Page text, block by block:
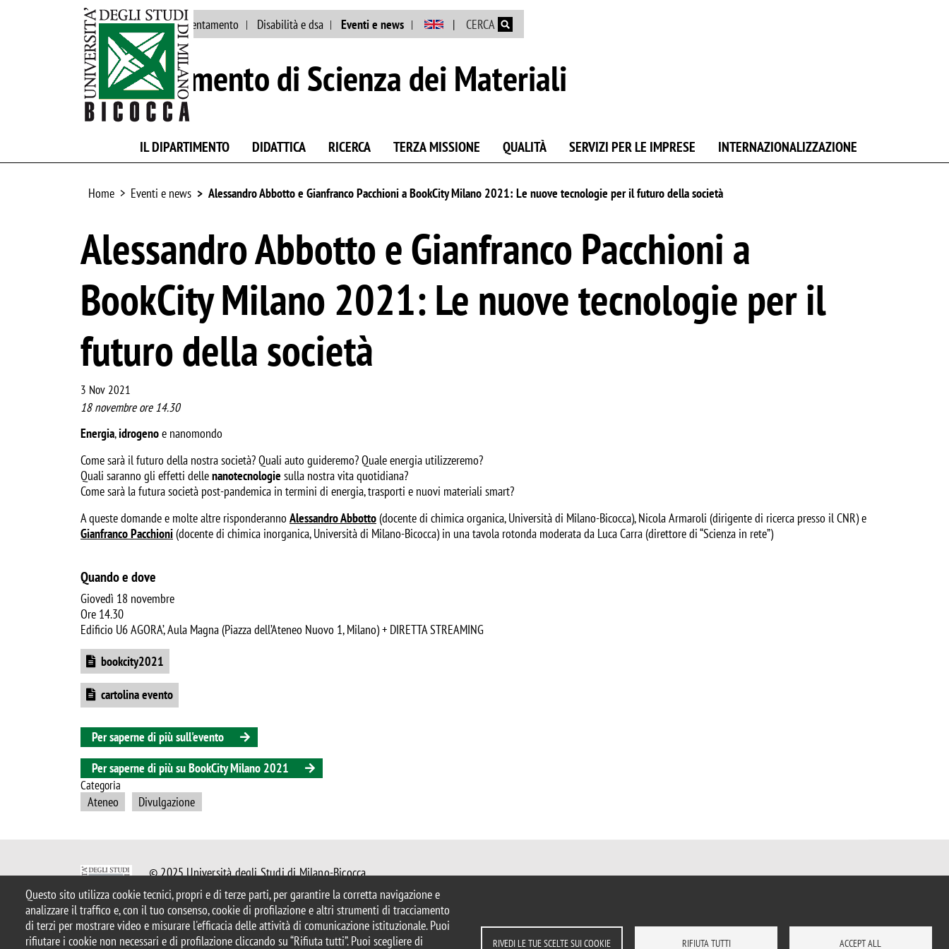
Salta al contenuto principale
Questo sito utilizza cookie tecnici, propri e di terze parti, per garantire la corretta navigazione e
analizzare il traffico e, con il tuo consenso, cookie di profilazione e altri strumenti di tracciamento
di terzi per mostrare video e misurare l'efficacia delle attività di comunicazione istituzionale. Puoi
rifiutare i cookie non necessari e di profilazione cliccando su “Rifiuta tutti”. Puoi scegliere di
RIVEDI LE TUE SCELTE SUI COOKIE RIFIUTA TUTTI ACCEPT ALL
Ateneo Staff Orientamento Disabilità e dsa Eventi e news CERCA
Dipartimento di Scienza dei Materiali
IL DIPARTIMENTO DIDATTICA RICERCA TERZA MISSIONE QUALITÀ SERVIZI PER LE IMPRESE INTERNAZIONALIZZAZIONE
Home Eventi e news Alessandro Abbotto e Gianfranco Pacchioni a BookCity Milano 2021: Le nuove tecnologie per il futuro della società
Alessandro Abbotto e Gianfranco Pacchioni a
BookCity Milano 2021: Le nuove tecnologie per il
futuro della società
3 Nov 2021
18 novembre ore 14.30
Energia,idrogenoe nanomondo
Come sarà il futuro della nostra società? Quali auto guideremo? Quale energia utilizzeremo?
Quali saranno gli effetti dellenanotecnologie sulla nostra vita quotidiana?
Come sarà la futura società post-pandemica in termini di energia, trasporti e nuovi materiali smart?
A queste domande e molte altre risponderannoAlessandro Abbotto(docente di chimica organica, Università di Milano-Bicocca), Nicola Armaroli (dirigente di ricerca presso il CNR) e
Gianfranco Pacchioni(docente di chimica inorganica, Università di Milano-Bicocca) in una tavola rotonda moderata da Luca Carra (direttore di “Scienza in rete”)
Quando e dove
Giovedì 18 novembre
Ore 14.30
Edificio U6 AGORA’, Aula Magna (Piazza dell’Ateneo Nuovo 1, Milano) + DIRETTA STREAMING
Document
bookcity2021
Document
cartolina evento
Per saperne di più sull'evento
Per saperne di più su BookCity Milano 2021
Categoria
Ateneo Divulgazione
© 2025 Università degli Studi di Milano-Bicocca
Piazza dell'Ateneo Nuovo, 1 - 20126, Milano
Casella PEC:ateneo.bicocca@pec.unimib.it
P.I. 12621570154 |redazioneweb.mater@unimib.it